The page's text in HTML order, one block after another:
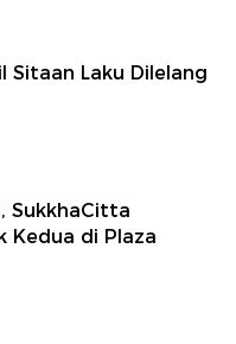
Sitaan Laku Dilelang
SukkhaCitta
Kedua di Plaza